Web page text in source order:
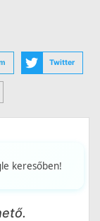
Twitter
keresőben!